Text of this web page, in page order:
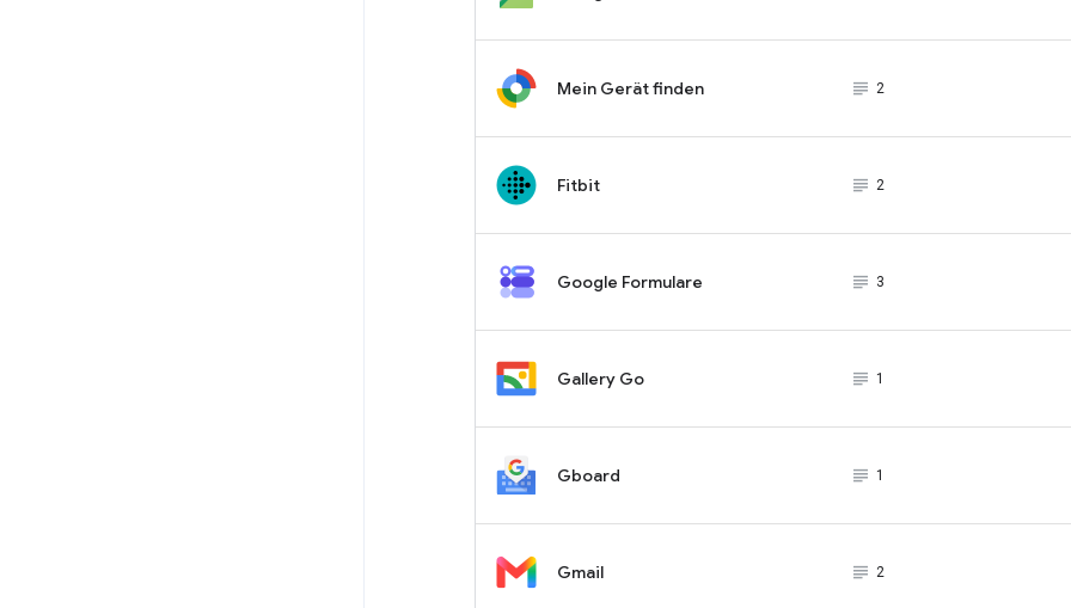
Mein Gerät finden subject_black
2
Fitbit subject_black
2
Google Formulare subject_black
3
Gallery Go subject_black
1
Gboard subject_black
1
Gmail subject_black
2